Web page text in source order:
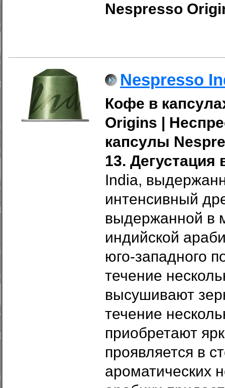
Nespresso
Nespresso
Кофе в
Origins
капсулы
13. Дегустация
India,
интенсивный
выдержанной в
индийской
юго-западного
течение
высушивают
течение
приобретают
проявляется в
ароматических